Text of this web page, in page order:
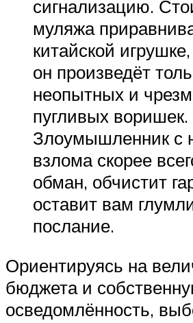
сигнализацию.
муляжа
китайской
он произведёт
неопытных и
пугливых воришек.
Злоумышленник с
взлома скорее
обман, обчистит
оставит вам
послание.
Ориентируясь на
бюджета и
осведомлённость,